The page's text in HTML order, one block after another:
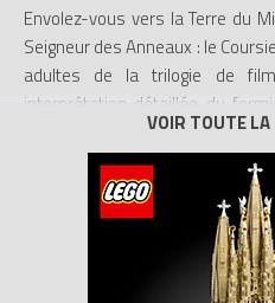
Envolez-vous vers la Terre du
Seigneur des Anneaux : le
adultes de la trilogie de
interprétation détaillée du
ailes et ses articulations pour
film, installez la minifigurine de
et placez votre création
d’Osgiliath pour une
gamme inspirante de sets de
adultes (vendus séparément).